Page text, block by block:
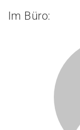
Im Büro: